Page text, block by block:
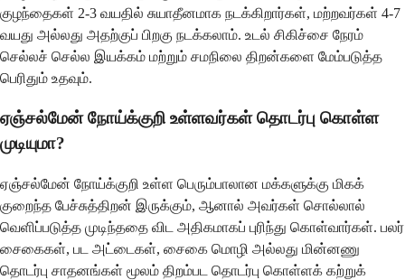
குழந்தைகள் 2-3 வயதில் சுயாதீனமாக நடக்கிறார்கள், மற்றவர்கள் 4-7
வயது அல்லது அதற்குப் பிறகு நடக்கலாம். உடல் சிகிச்சை நேரம்
செல்லச் செல்ல இயக்கம் மற்றும் சமநிலை திறன்களை மேம்படுத்த
பெரிதும் உதவும்.
ஏஞ்சல்மேன் நோய்க்குறி உள்ளவர்கள் தொடர்பு கொள்ள
முடியுமா?
ஏஞ்சல்மேன் நோய்க்குறி உள்ள பெரும்பாலான மக்களுக்கு மிகக்
குறைந்த பேச்சுத்திறன் இருக்கும், ஆனால் அவர்கள் சொல்லால்
வெளிப்படுத்த முடிந்ததை விட அதிகமாகப் புரிந்து கொள்வார்கள். பலர்
சைகைகள், பட அட்டைகள், சைகை மொழி அல்லது மின்னணு
தொடர்பு சாதனங்கள் மூலம் திறம்பட தொடர்பு கொள்ளக் கற்றுக்